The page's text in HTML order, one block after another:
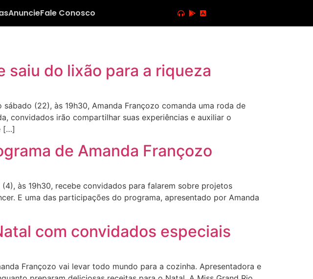
AnuncieFale Conosco
saiu do lixão para a riqueza
(22), às 19h30, Amanda Françozo comanda uma roda de
convidados irão compartilhar suas experiências e auxiliar o
[…]
de Amanda Françozo
às 19h30, recebe convidados para falarem sobre projetos
E uma das participações do programa, apresentado por Amanda
com convidados especiais
Françozo vai levar todo mundo para a cozinha. Apresentadora e